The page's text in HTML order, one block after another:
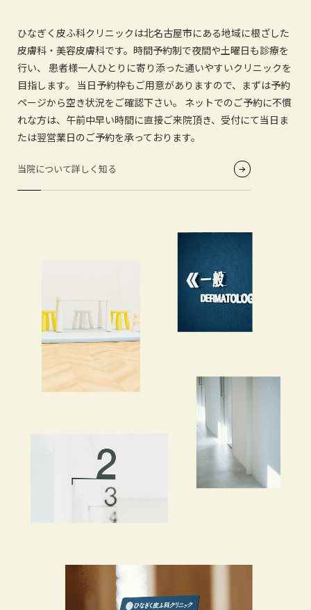
＜業務内容＞
受付業務、電話対応、医療
事務、エステ業務
看護助手、エステ業務、問
い合わせ対応など
詳細はindeedにて掲載し
ております
プロフィールのハイライト
またはQRコード読み取りに
てご確認ください。
お待ちしております
´-
とサポートさせていただき
ます。お肌のことは何でも
お気軽にご相談できる環境
を大切にしています。
お肌の
ば、ま
確認
います
ひなぎく皮ふ科クリニックは北名古屋市にある地域に根ざした
皮膚科・美容皮膚科です。時間予約制で夜間や土曜日も診療を
行い、
患者様一人ひとりに寄り添った通いやすいクリニックを
目指します。
当日予約枠もご用意がありますので、まずは予約
ページから空き状況をご確認下さい。
ネットでのご予約に不慣
れな方は、午前中早い時間に直接ご来院頂き、受付にて当日ま
たは翌営業日のご予約を承っております。
当院について詳しく知る